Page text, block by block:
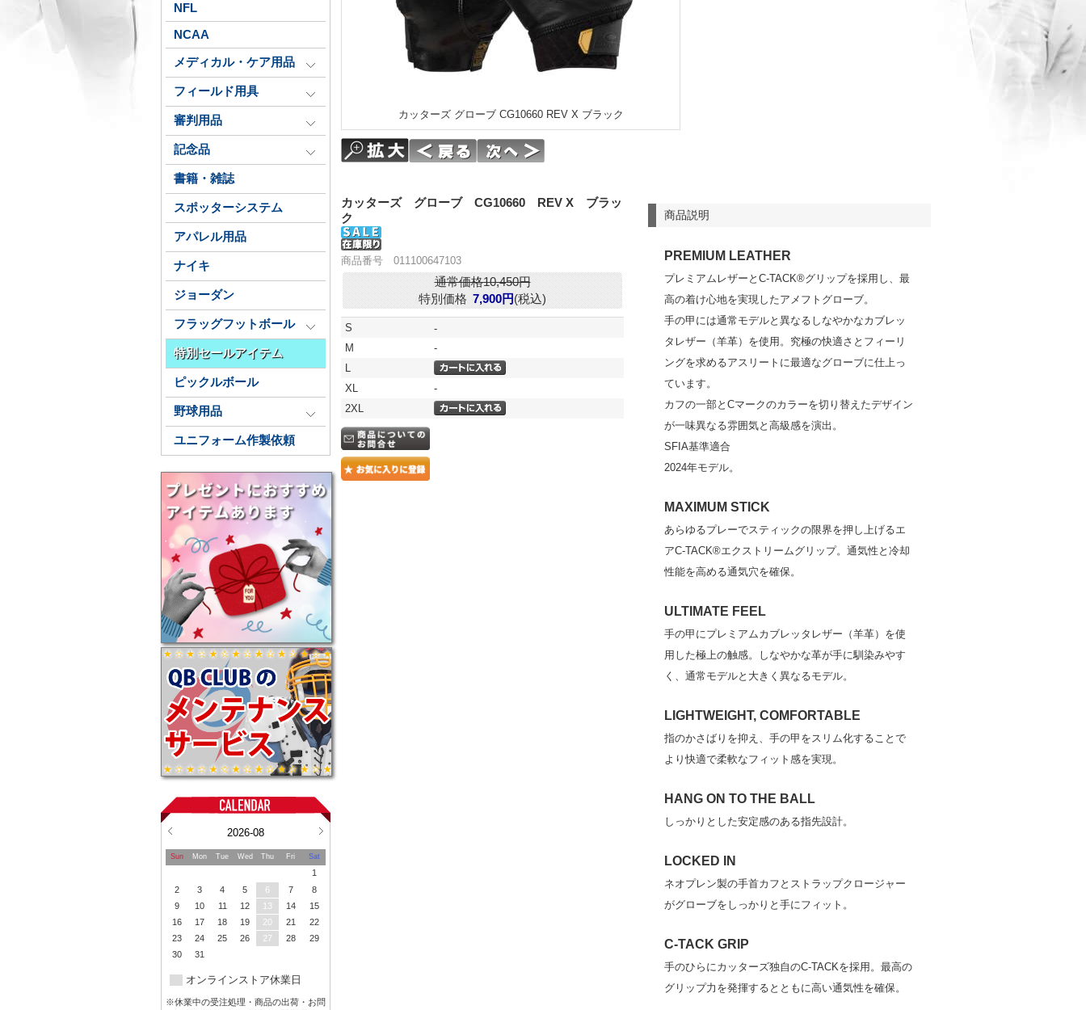
NFL
NCAA
メディカル・ケア用品
フィールド用具
審判用品
記念品
書籍・雑誌
スポッターシステム
アパレル用品
ナイキ
ジョーダン
フラッグフットボール
特別セールアイテム
ピックルボール
野球用品
ユニフォーム作製依頼
2026-08
Sun Mon Tue Wed Thu Fri Sat
1
2
3 4 5 6 7
8
9
10 11 12 13 14
15
16
17 18 19 20 21
22
23
24 25 26 27 28
29
30
31
オンラインストア休業日
※休業中の受注処理・商品の出荷・お問
カッターズ グローブ CG10660 REV X ブラック
商品説明
PREMIUM LEATHER
プレミアムレザーとC-TACK®グリップを採用し、最
高の着け心地を実現したアメフトグローブ。
手の甲には通常モデルと異なるしなやかなカブレッ
タレザー（羊革）を使用。究極の快適さとフィーリ
ングを求めるアスリートに最適なグローブに仕上っ
ています。
カフの一部とCマークのカラーを切り替えたデザイン
が一味異なる雰囲気と高級感を演出。
SFIA基準適合
2024年モデル。
MAXIMUM STICK
あらゆるプレーでスティックの限界を押し上げるエ
アC-TACK®エクストリームグリップ。通気性と冷却
性能を高める通気穴を確保。
ULTIMATE FEEL
手の甲にプレミアムカブレッタレザー（羊革）を使
用した極上の触感。しなやかな革が手に馴染みやす
く、通常モデルと大きく異なるモデル。
LIGHTWEIGHT, COMFORTABLE
指のかさばりを抑え、手の甲をスリム化することで
より快適で柔軟なフィット感を実現。
HANG ON TO THE BALL
しっかりとした安定感のある指先設計。
LOCKED IN
ネオプレン製の手首カフとストラップクロージャー
がグローブをしっかりと手にフィット。
C-TACK GRIP
手のひらにカッターズ独自のC-TACKを採用。最高の
グリップ力を発揮するとともに高い通気性を確保。
カッターズ グローブ CG10660 REV X ブラッ
ク
商品番号 011100647103
通常価格10,450円
特別価格 7,900円(税込)
S
-
M
-
L
XL
-
2XL